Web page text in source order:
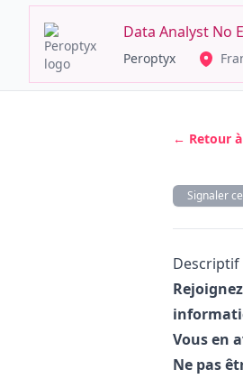
Data Analyst No
Peroptyx
← Retour
Signaler
Vous en
Ne pas